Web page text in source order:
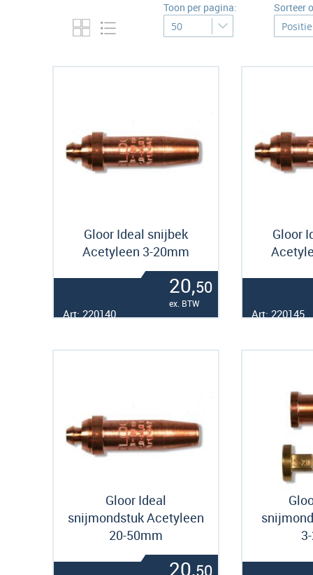
Toon per pagina: Sorteer
Gloor Ideal snijbek
Acetyleen 3-20mm
20,50
ex. BTW
Art: 220140
Gloor
Art: 220145
Gloor Ideal
snijmondstuk Acetyleen
20-50mm
20,50